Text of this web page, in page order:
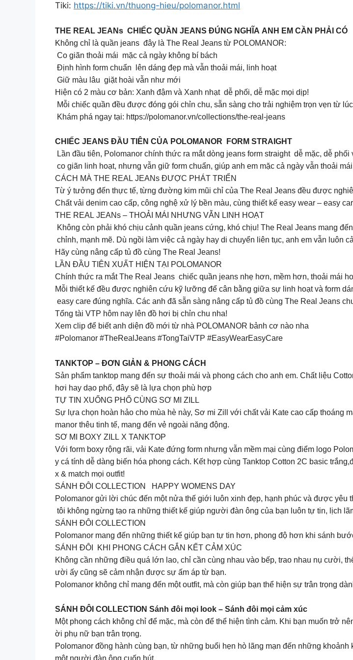
Tiki: https://tiki.vn/thuong-hieu/polomanor.html
THE REAL JEANs CHIẾC QUẦN JEANS ĐÚNG NGHĨA ANH EM CẦN PHẢI CÓ
Không chỉ là quần jeans đây là The Real Jeans từ POLOMANOR:
Co giãn thoải mái mặc cả ngày không bí bách
Định hình form chuẩn lên dáng đẹp mà vẫn thoải mái, linh hoạt
Giữ màu lâu giặt hoài vẫn như mới
Hiện có 2 màu cơ bản: Xanh đậm và Xanh nhạt dễ phối, dễ mặc mọi dịp!
Mỗi chiếc quần đều được đóng gói chỉn chu, sẵn sàng cho trải nghiệm trọn vẹn từ
Khám phá ngay tại: https://polomanor.vn/collections/the-real-jeans
CHIẾC JEANS ĐẦU TIÊN CỦA POLOMANOR FORM STRAIGHT
Lần đầu tiên, Polomanor chính thức ra mắt dòng jeans form straight dễ mặc, dễ
co giãn linh hoạt, nhưng vẫn giữ form chuẩn, giúp anh em mặc cả ngày vẫn thoải
CÁCH MÀ THE REAL JEANs ĐƯỢC PHÁT TRIỂN
Từ ý tưởng đến thực tế, từng đường kim mũi chỉ của The Real Jeans đều được
Chất vải denim cao cấp, công nghệ xử lý bền màu, cùng thiết kế easy wear – easy
THE REAL JEANs – THOẢI MÁI NHƯNG VẪN LINH HOẠT
Không còn phải khó chịu cảnh quần jeans cứng, khó chịu! The Real Jeans mang
chỉnh, mạnh mẽ. Dù ngồi làm việc cả ngày hay di chuyển liên tục, anh em vẫn luôn
Hãy cùng nâng cấp tủ đồ cùng The Real Jeans!
LẦN ĐẦU TIÊN XUẤT HIỆN TẠI POLOMANOR
Chính thức ra mắt The Real Jeans chiếc quần jeans nhẹ hơn, mềm hơn, thoải mái
Mỗi thiết kế đều được nghiên cứu kỹ lưỡng để cân bằng giữa sự linh hoạt và form
easy care đúng nghĩa. Các anh đã sẵn sàng nâng cấp tủ đồ cùng The Real Jeans
Tổng tài VTP hôm nay lên đồ hơi bị chỉn chu nha!
Xem clip để biết anh diện đồ mới từ nhà POLOMANOR bảnh cơ nào nha
#Polomanor #TheRealJeans #TongTaiVTP #EasyWearEasyCare
TANKTOP – ĐƠN GIẢN & PHONG CÁCH
Sản phẩm tanktop mang đến sự thoải mái và phong cách cho anh em. Chất liệu
hơi hay dạo phố, đây sẽ là lựa chọn phù hợp
TỰ TIN XUỐNG PHỐ CÙNG SƠ MI ZILL
Sự lựa chọn hoàn hảo cho mùa hè này, Sơ mi Zill với chất vải Kate cao cấp thoáng
manor thêu tinh tế, mang đến vẻ ngoài năng động.
SƠ MI BOXY ZILL X TANKTOP
Với form boxy rộng rãi, vải Kate đứng form nhưng vẫn mềm mại cùng điểm logo
y cá tính dễ dàng biến hóa phong cách. Kết hợp cùng Tanktop Cotton 2C basic
x & match mọi outfit!
SÁNH ĐÔI COLLECTION HAPPY WOMENS DAY
Polomanor gửi lời chúc đến một nửa thế giới luôn xinh đẹp, hạnh phúc và được
tôi không ngừng tạo ra những thiết kế giúp người đàn ông của bạn luôn tự tin, lịch
SÁNH ĐÔI COLLECTION
Polomanor mang đến những thiết kế giúp bạn tự tin hơn, phong độ hơn khi sánh
SÁNH ĐÔI KHI PHONG CÁCH GẮN KẾT CẢM XÚC
Không cần những điều quá lớn lao, chỉ cần cùng nhau vào bếp, trao nhau nụ cười,
ười ấy cũng sẽ cảm nhận được sự ấm áp từ bạn.
Polomanor không chỉ mang đến một outfit, mà còn giúp bạn thể hiện sự trân trọng
SÁNH ĐÔI COLLECTION Sánh đôi mọi look – Sánh đôi mọi cảm xúc
Một phong cách không chỉ để mặc, mà còn để thể hiện tình cảm. Khi bạn muốn trở
ời phụ nữ bạn trân trọng.
Polomanor đồng hành cùng bạn, từ những buổi hẹn hò lãng mạn đến những